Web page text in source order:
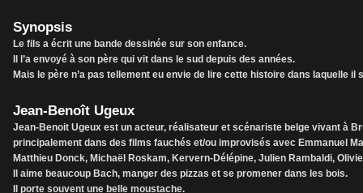
Synopsis
Le fils a écrit une bande dessinée sur son enfance.
Il l’a envoyé à son père qui vit dans le sud depuis des années.
Mais le père n’a pas tellement eu envie de lire cette histoire dans laquelle
Jean-Benoît Ugeux
Jean-Benoit Ugeux est un acteur, réalisateur et scénariste belge vivant à
principalement dans des films fauchés et/ou improvisés avec Emmanuel
Matthieu Donck, Michaël Roskam, Kervern-Délépine, Julien Rambaldi,
Il aime beaucoup Bach, manger des pizzas et se promener dans les bois.
Il porte souvent une belle moustache.